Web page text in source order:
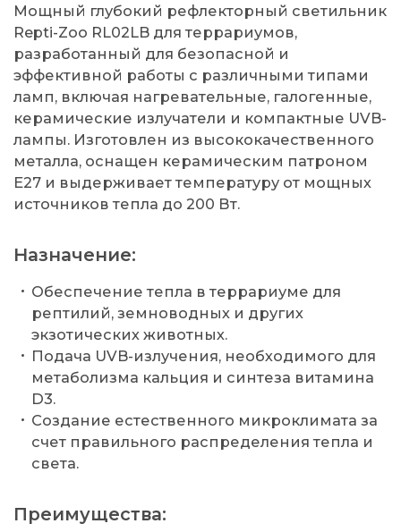
Мощный глубокий рефлекторный светильник
Repti-Zoo RL02LB для террариумов,
разработанный для безопасной и
эффективной работы с различными типами
ламп, включая нагревательные, галогенные,
керамические излучатели и компактные UVB-
лампы. Изготовлен из высококачественного
металла, оснащен керамическим патроном
E27 и выдерживает температуру от мощных
источников тепла до 200 Вт.
Назначение:
Обеспечение тепла в террариуме для
рептилий, земноводных и других
экзотических животных.
Подача UVB-излучения, необходимого для
метаболизма кальция и синтеза витамина
D3.
Создание естественного микроклимата за
счет правильного распределения тепла и
света.
Преимущества: